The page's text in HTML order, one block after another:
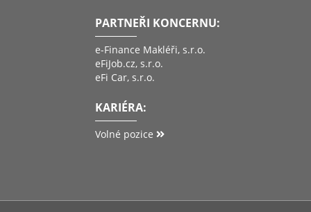
PARTNEŘI KONCERNU:
e-Finance Makléři, s.r.o.
eFiJob.cz, s.r.o.
eFi Car, s.r.o.
KARIÉRA:
Volné pozice